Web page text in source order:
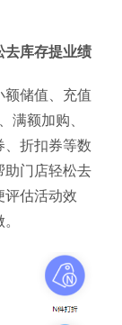
去库存提业绩
额储值、充值
满额加购、
、折扣券等数
助门店轻松去
评估活动效
目做。